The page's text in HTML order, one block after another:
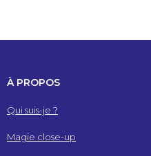
À PROPOS
Qui suis-je ?
Magie close-up